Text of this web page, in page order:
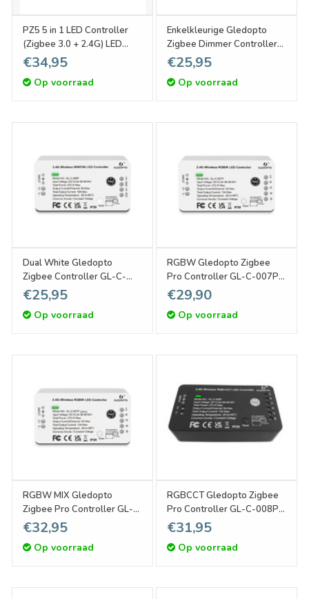
PZ5 5 in 1 LED Controller
(Zigbee 3.0 + 2.4G) LED
Strip Controller 12-48V,
20A (los)
€34,95
Op voorraad
Enkelkleurige Gledopto
Zigbee Dimmer Controller
GL-C-009P | 12-54 Volt
€25,95
Op voorraad
Dual White Gledopto
Zigbee Controller GL-C-
006P | 12-54V 270W
€25,95
Op voorraad
RGBW Gledopto Zigbee
Pro Controller GL-C-007P |
12-54 Volt
€29,90
Op voorraad
RGBW MIX Gledopto
Zigbee Pro Controller GL-
C-007P | 12-54 Volt
€32,95
Op voorraad
RGBCCT Gledopto Zigbee
Pro Controller GL-C-008P |
12-54 Volt
€31,95
Op voorraad